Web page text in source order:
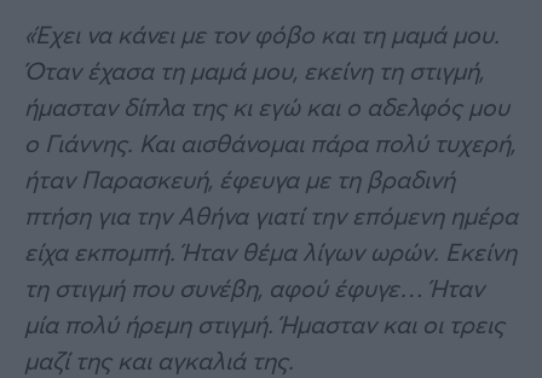
«Έχει να κάνει με τον φόβο και τη μαμά μου.
Όταν έχασα τη μαμά μου, εκείνη τη στιγμή,
ήμασταν δίπλα της κι εγώ και ο αδελφός μου
ο Γιάννης. Και αισθάνομαι πάρα πολύ τυχερή,
ήταν Παρασκευή, έφευγα με τη βραδινή
πτήση για την Αθήνα γιατί την επόμενη ημέρα
είχα εκπομπή. Ήταν θέμα λίγων ωρών. Εκείνη
τη στιγμή που συνέβη, αφού έφυγε… Ήταν
μία πολύ ήρεμη στιγμή. Ήμασταν και οι τρεις
μαζί της και αγκαλιά της.